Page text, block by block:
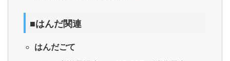
■はんだ関連
はんだごて